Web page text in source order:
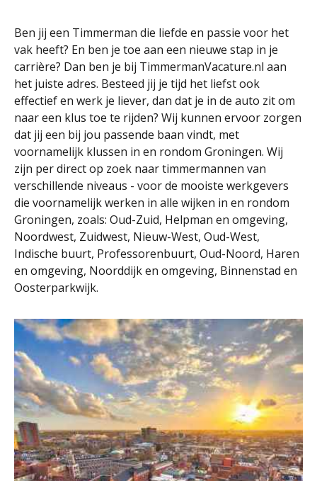
Ben jij een Timmerman die liefde en passie voor het
vak heeft? En ben je toe aan een nieuwe stap in je
carrière? Dan ben je bij TimmermanVacature.nl aan
het juiste adres. Besteed jij je tijd het liefst ook
effectief en werk je liever, dan dat je in de auto zit om
naar een klus toe te rijden? Wij kunnen ervoor zorgen
dat jij een bij jou passende baan vindt, met
voornamelijk klussen in en rondom Groningen. Wij
zijn per direct op zoek naar timmermannen van
verschillende niveaus - voor de mooiste werkgevers
die voornamelijk werken in alle wijken in en rondom
Groningen, zoals: Oud-Zuid, Helpman en omgeving,
Noordwest, Zuidwest, Nieuw-West, Oud-West,
Indische buurt, Professorenbuurt, Oud-Noord, Haren
en omgeving, Noorddijk en omgeving, Binnenstad en
Oosterparkwijk.